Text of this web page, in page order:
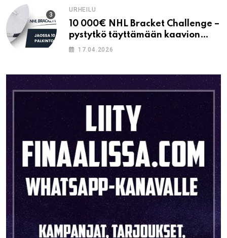
URHEILU
10 000€ NHL Bracket Challenge –
pystytkö täyttämään kaavion
oikein?
17.04.2026